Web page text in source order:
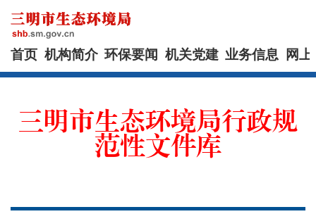
首页 机构简介 环保要闻 机关党建 业务信息 网
三明市生态环境局行政规
范性文件库